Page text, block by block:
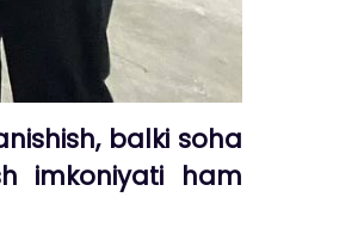
balki soha
imkoniyati ham